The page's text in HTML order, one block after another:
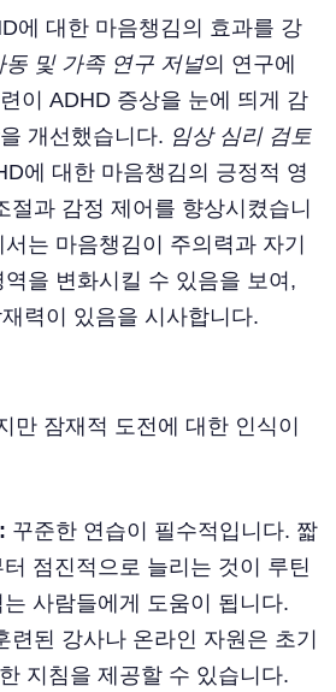
에 대한 마음챙김의 효과를 강
동 및 가족 연구 저널의 연구에
이 ADHD 증상을 눈에 띄게 감
개선했습니다. 임상 심리 검토
에 대한 마음챙김의 긍정적 영
절과 감정 제어를 향상시켰습니
는 마음챙김이 주의력과 자기
을 변화시킬 수 있음을 보여,
력이 있음을 시사합니다.
만 잠재적 도전에 대한 인식이
꾸준한 연습이 필수적입니다. 짧
점진적으로 늘리는 것이 루틴
사람들에게 도움이 됩니다.
련된 강사나 온라인 자원은 초기
지침을 제공할 수 있습니다.